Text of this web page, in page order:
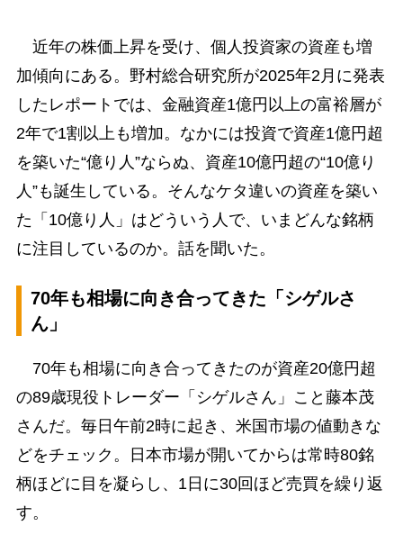
近年の株価上昇を受け、個人投資家の資産も増
加傾向にある。野村総合研究所が2025年2月に発表
したレポートでは、金融資産1億円以上の富裕層が
2年で1割以上も増加。なかには投資で資産1億円超
を築いた“億り人”ならぬ、資産10億円超の“10億り
人”も誕生している。そんなケタ違いの資産を築い
た「10億り人」はどういう人で、いまどんな銘柄
に注目しているのか。話を聞いた。
70年も相場に向き合ってきた「シゲルさ
ん」
70年も相場に向き合ってきたのが資産20億円超
の89歳現役トレーダー「シゲルさん」こと藤本茂
さんだ。毎日午前2時に起き、米国市場の値動きな
どをチェック。日本市場が開いてからは常時80銘
柄ほどに目を凝らし、1日に30回ほど売買を繰り返
す。